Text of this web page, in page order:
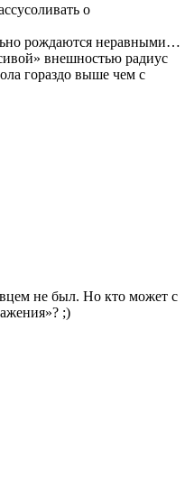
о
рождаются неравными…
внешностью радиус
гораздо выше чем с
не был. Но кто может с
;)